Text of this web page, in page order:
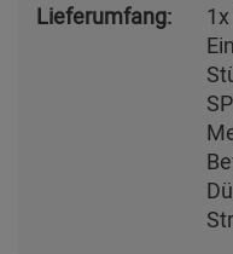
Lieferumfang: